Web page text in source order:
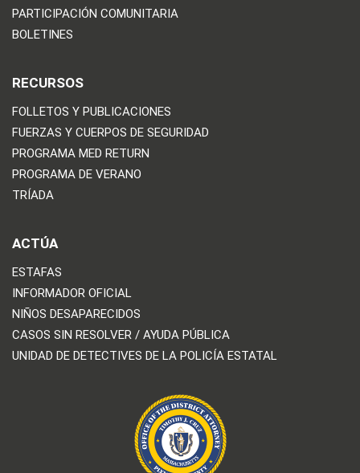
PARTICIPACIÓN COMUNITARIA
BOLETINES
RECURSOS
FOLLETOS Y PUBLICACIONES
FUERZAS Y CUERPOS DE SEGURIDAD
PROGRAMA MED RETURN
PROGRAMA DE VERANO
TRÍADA
ACTÚA
ESTAFAS
INFORMADOR OFICIAL
NIÑOS DESAPARECIDOS
CASOS SIN RESOLVER / AYUDA PÚBLICA
UNIDAD DE DETECTIVES DE LA POLICÍA ESTATAL